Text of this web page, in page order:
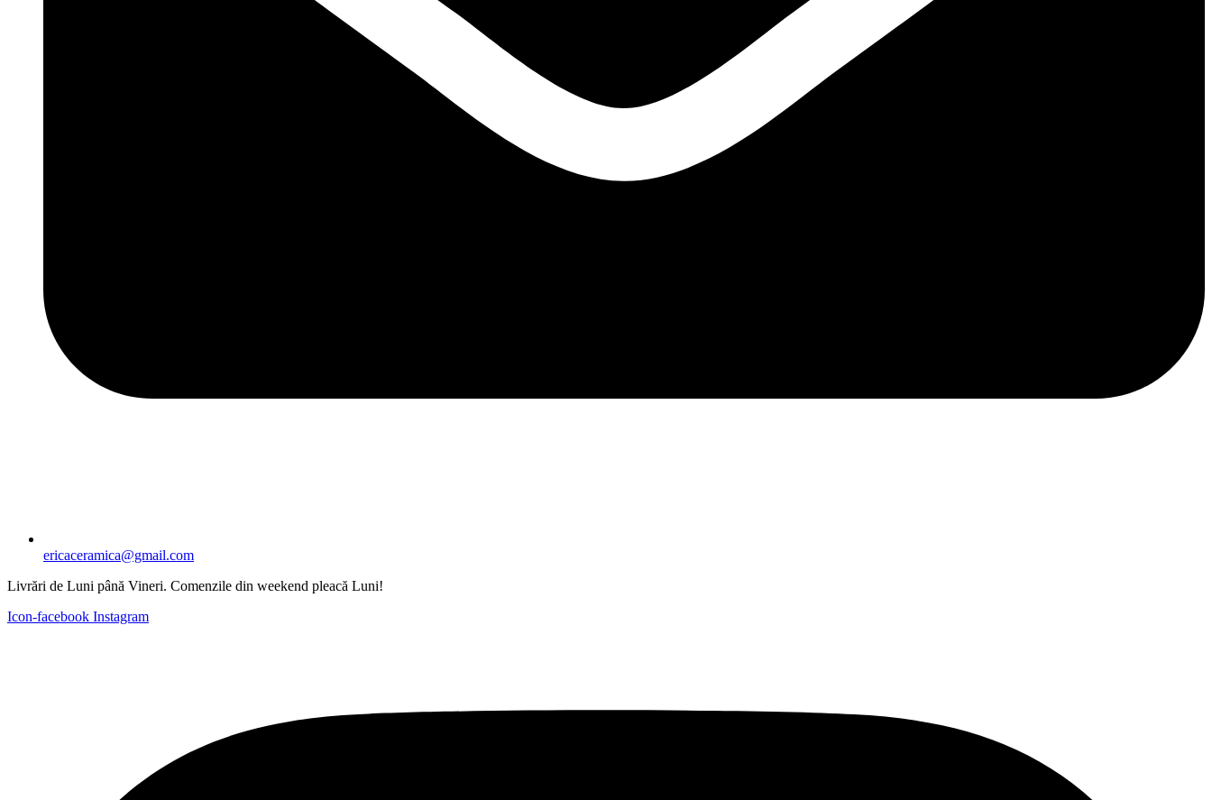
ericaceramica@gmail.com
Livrări de Luni până Vineri. Comenzile din weekend pleacă Luni!
Icon-facebook Instagram